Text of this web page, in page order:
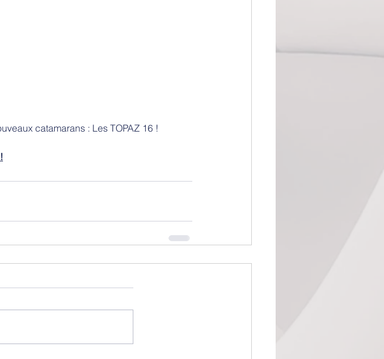
catamarans : Les TOPAZ 16 !